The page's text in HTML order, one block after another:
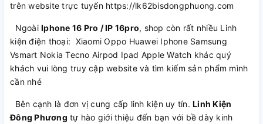
trên website trực tuyến https://lk62bisdongphuong.com
Ngoài Iphone 16 Pro / IP 16pro, shop còn rất nhiều Linh
kiện điện thoại: Xiaomi Oppo Huawei Iphone Samsung
Vsmart Nokia Tecno Airpod Ipad Apple Watch khác quý
khách vui lòng truy cập website và tìm kiếm sản phẩm mình
cần nhé
Bên cạnh là đơn vị cung cấp linh kiện uy tín. Linh Kiện
Đông Phương tự hào giới thiệu đến bạn với bề dày kinh